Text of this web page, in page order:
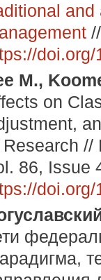
and
M.,
on
Research //
86, Issue